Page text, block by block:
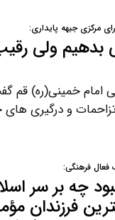
مرکزی جبهه پایداری:
ولی
خمینی(ره) قم
و درگیری
فعال فرهنگی:
چه بر سر
فرزندان